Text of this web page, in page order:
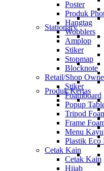
Stationary
Produk Kertas
Poster
Produk
Hangtag
Wobblers
Amplop
Stiker
Stopmap
Blocknote
Retail/Shop
Stiker
Foamboard
Popup
Tripod
Frame
Menu Kayu
Plastik Eco
Cetak Kain
Cetak Kain
Hijab